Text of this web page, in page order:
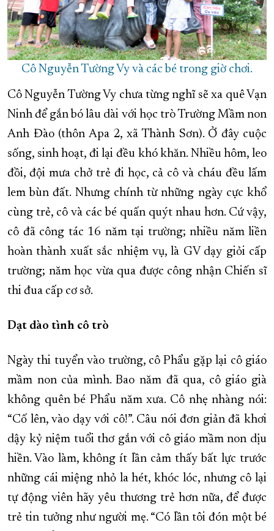
Cô Nguyễn Tường Vy và các bé trong giờ chơi.
Cô Nguyễn Tường Vy chưa từng nghĩ sẽ xa quê Vạn
Ninh để gắn bó lâu dài với học trò Trường Mầm non
Anh Đào (thôn Apa 2, xã Thành Sơn). Ở đây cuộc
sống, sinh hoạt, đi lại đều khó khăn. Nhiều hôm, leo
đồi, đội mưa chở trẻ đi học, cả cô và cháu đều lấm
lem bùn đất. Nhưng chính từ những ngày cực khổ
cùng trẻ, cô và các bé quấn quýt nhau hơn. Cứ vậy,
cô đã công tác 16 năm tại trường; nhiều năm liền
hoàn thành xuất sắc nhiệm vụ, là GV dạy giỏi cấp
trường; năm học vừa qua được công nhận Chiến sĩ
thi đua cấp cơ sở.
Dạt dào tình cô trò
Ngày thi tuyển vào trường, cô Phẩu gặp lại cô giáo
mầm non của mình. Bao năm đã qua, cô giáo già
không quên bé Phẩu năm xưa. Cô nhẹ nhàng nói:
“Cố lên, vào dạy với cô!”. Câu nói đơn giản đã khơi
dậy kỷ niệm tuổi thơ gắn với cô giáo mầm non dịu
hiền. Vào làm, không ít lần cảm thấy bất lực trước
những cái miệng nhỏ la hét, khóc lóc, nhưng cô lại
tự động viên hãy yêu thương trẻ hơn nữa, để được
trẻ tin tưởng như người mẹ. “Có lần tôi đón một bé